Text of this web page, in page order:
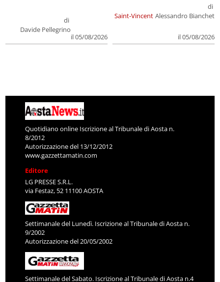
di
Davide Pellegrino
il 05/08/2026
Saint-Vincent
di
Alessandro Bianchet
il 05/08/2026
Quotidiano online Iscrizione al Tribunale di Aosta n.
8/2012
Autorizzazione del 13/12/2012
www.gazzettamatin.com
Editore
LG PRESSE S.R.L.
via Festaz, 52 11100 AOSTA
Settimanale del Lunedì. Iscrizione al Tribunale di Aosta n.
9/2002
Autorizzazione del 20/05/2002
Settimanale del Sabato. Iscrizione al Tribunale di Aosta n.4